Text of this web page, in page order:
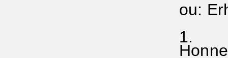
ou:
1.